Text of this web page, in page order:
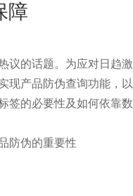
障
议的话题。为应对日趋激
现产品防伪查询功能，以
签的必要性及如何依靠数
防伪的重要性